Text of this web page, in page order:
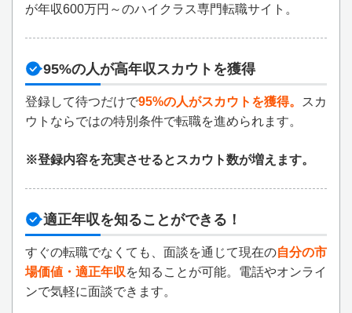
が年収600万円～のハイクラス専門転職サイト。
95%の人が高年収スカウトを獲得
登録して待つだけで95%の人がスカウトを獲得。
スカ
ウトならではの特別条件で転職を進められます。
※登録内容を充実させるとスカウト数が増えます。
適正年収を知ることができる！
すぐの転職でなくても、面談を通じて現在の自分の市
場価値・適正年収を知ることが可能。電話やオンライ
ンで気軽に面談できます。